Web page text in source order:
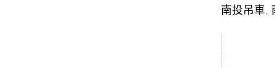
南投吊車,